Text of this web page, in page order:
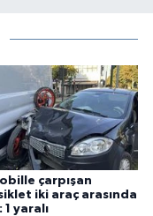
çarpışan
iki araç arasında
1 yaralı